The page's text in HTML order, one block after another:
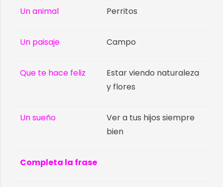
Un animal Perritos
Un paisaje Campo
Que te hace feliz
Estar viendo naturaleza
y flores
Un sueño
Ver a tus hijos siempre
bien
Completa la frase